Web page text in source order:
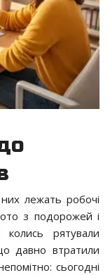
лежать робочі
з подорожей і
колись рятували
давно втратили
сьогодні